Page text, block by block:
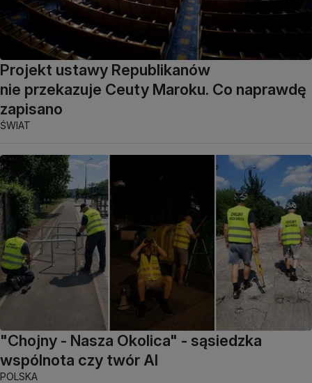
Projekt ustawy Republikanów
nie przekazuje Ceuty Maroku. Co naprawdę
zapisano
ŚWIAT
"Chojny - Nasza Okolica" - sąsiedzka
wspólnota czy twór AI
POLSKA